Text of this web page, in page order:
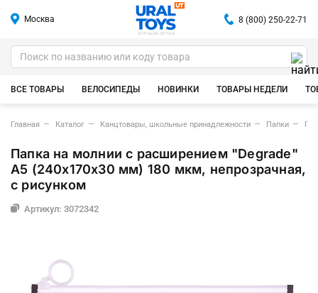
Москва
ИГРУШКИ ОПТОМ
8 (800) 250-22-71
ВСЕ ТОВАРЫ ВЕЛОСИПЕДЫ НОВИНКИ ТОВАРЫ НЕДЕЛИ
Главная Каталог Канцтовары, школьные принадлежности Папки
Папка на молнии с расширением "Degrade"
A5 (240x170x30 мм) 180 мкм, непрозрачная,
с рисунком
Артикул: 3072342